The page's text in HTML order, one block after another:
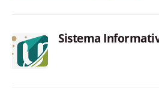
Sistema